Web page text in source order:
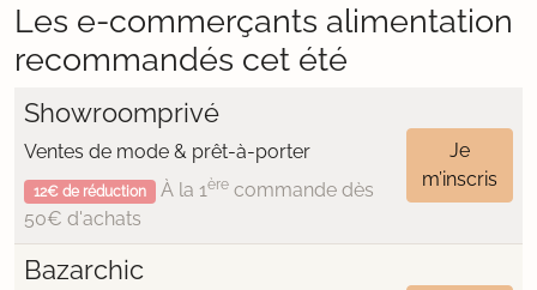
Les e-commerçants alimentation
recommandés cet été
Showroomprivé
Ventes de mode & prêt-à-porter
12€ de réduction À la 1èrecommande dès
50€ d'achats
Je
m’inscris
Bazarchic